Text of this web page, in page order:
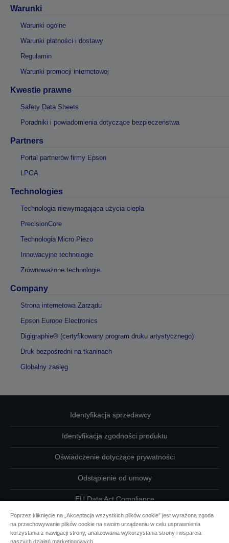
Warunki
Warunki ogólne
Warunki płatności i dostawy
Regulamin
Warunki promocji internetowej
Kwestie prawne
Safety Data Sheets
Poradniki i powiadomienia dotyczące bezpieczeństwa
Partners
Portal partnerów firmy Epson
LPGA
Technologies
Technologia niewymagająca użycia ciepła
PrecisionCore
Technologia Micro Piezo
Innowacyjne technologie
Zrównoważone technologie
Company
Strona internetowa Zarządu
Epson Europe Electronics
Digigraphie® (certyfikowany program druku artystycznego)
Druk bezpośredni na tkaninach
Globalny zasięg
Identyfikacja sprzedawcy
Identyfikacja zgodności produktu
Oświadczenie dotyczące prywatności
Odstąpienie od umowy
EU Data Act Compliance
Skontaktuj się z nami w sprawie swoich danych
Informacje o plikach cookie
Poprzez kliknięcie na „Akceptacja wszystkich plików cookie” jest wyrażona zgoda
na przechowywanie plików cookie na swoim urządzeniu w celu usprawnienia
korzystania z nawigacji strony, analizowania wykorzystania strony i wsparcia
naszych działań marketingowych.